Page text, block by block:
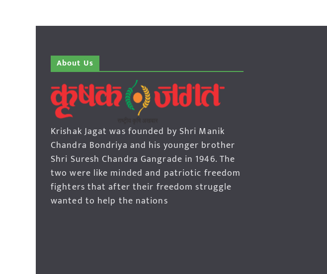
About Us
Krishak Jagat was founded by Shri Manik
Chandra Bondriya and his younger brother
Shri Suresh Chandra Gangrade in 1946. The
two were like minded and patriotic freedom
fighters that after their freedom struggle
wanted to help the nations